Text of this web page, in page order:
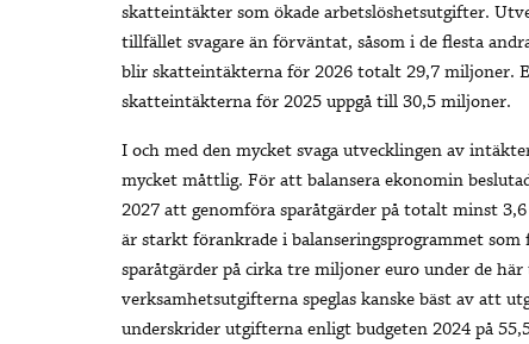
skatteintäkter som ökade arbetslöshetsutgifter.
tillfället svagare än förväntat, såsom i de flesta
blir skatteintäkterna för 2026 totalt 29,7 miljoner.
skatteintäkterna för 2025 uppgå till 30,5 miljoner.
I och med den mycket svaga utvecklingen av
mycket måttlig. För att balansera ekonomin
2027 att genomföra sparåtgärder på totalt minst
är starkt förankrade i balanseringsprogrammet
sparåtgärder på cirka tre miljoner euro under de
verksamhetsutgifterna speglas kanske bäst av att
underskrider utgifterna enligt budgeten 2024 på